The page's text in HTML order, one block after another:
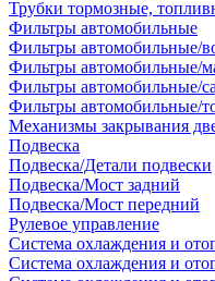
Трубки тормозные,
Фильтры автомобильные
Фильтры автомобильные/
Фильтры автомобильные/
Фильтры автомобильные/
Фильтры автомобильные/
Механизмы закрывания
Подвеска
Подвеска/Детали подвески
Подвеска/Мост задний
Подвеска/Мост передний
Рулевое управление
Система охлаждения и
Система охлаждения и